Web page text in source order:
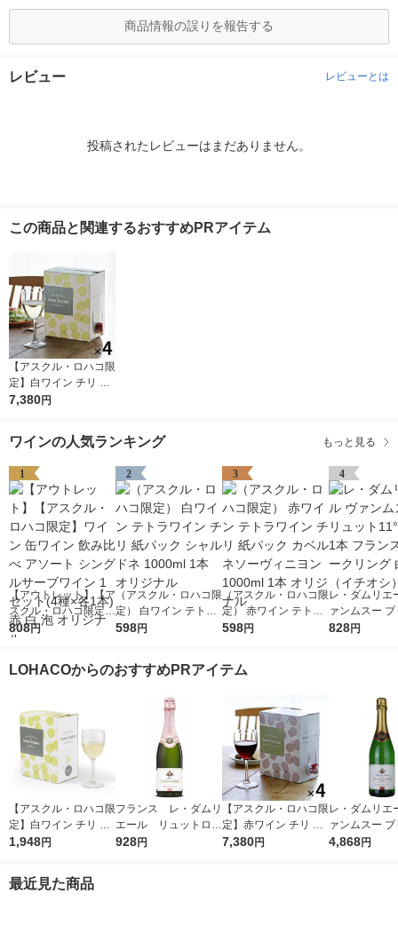
商品情報の誤りを報告する
レビュー レビューとは
投稿されたレビューはまだありません。
この商品と関連するおすすめPRアイテム
【アスクル・ロハコ限
定】白ワイン チリ サ
ンタ レジーナ BIB シ
7,380円
ワインの人気ランキング もっと見る
1
【アウトレット】【ア
スクル・ロハコ限定】
ワイン 缶ワイン 飲み
ト(4種×各1本) 赤 白
808円
2
（アスクル・ロハコ限
定） 白ワイン テトラ
ワイン チリ 紙パック
598円
3
（アスクル・ロハコ限
定） 赤ワイン テトラ
ワイン チリ 紙パック
ナル
598円
4
レ・ダムリエ
ァンムスー
ト11°750ml 1
828円
LOHACOからのおすすめPRアイテム
【アスクル・ロハコ限
定】白ワイン チリ サ
ンタ レジーナ BIB シ
1,948円
フランス レ・ダムリ
エール リュットロゼ
スパークリングワイ
928円
【アスクル・ロハコ限
定】赤ワイン チリ サ
ンタ レジーナ BIB カ
7,380円
レ・ダムリエ
ァンムスー
ト11°750ml 1
4,868円
最近見た商品